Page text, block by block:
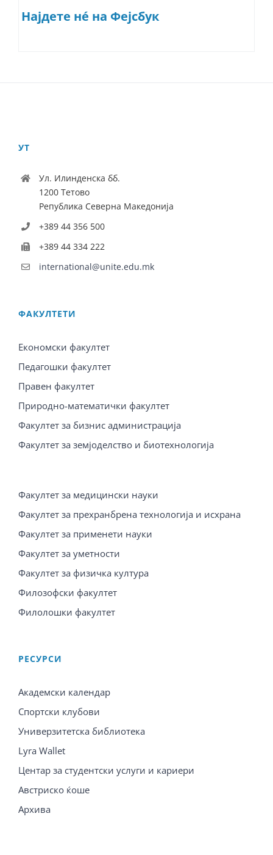
Најдете нé на Фејсбук
УТ
Ул. Илинденска бб.
1200 Тетово
Република Северна Македонија
+389 44 356 500
+389 44 334 222
international@unite.edu.mk
ФАКУЛТЕТИ
Економски факултет
Педагошки факултет
Правен факултет
Природно-математички факултет
Факултет за бизнис администрација
Факултет за земјоделство и биотехнологија
Факултет за медицински науки
Факултет за прехранбрена технологија и исхрана
Факултет за применети науки
Факултет за уметности
Факултет за физичка култура
Филозофски факултет
Филолошки факултет
PЕСУРСИ
Академски календар
Спортски клубови
Универзитетска библиотека
Lyra Wallet
Центар за студентски услуги и кариери
Австриско ќоше
Архива